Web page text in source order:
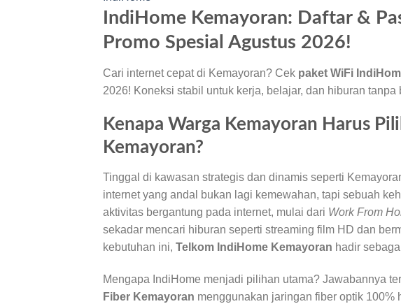
IndiHome Kemayoran: Daftar &
Promo Spesial Agustus 2026!
Cari internet cepat di Kemayoran? Cek paket WiFi
2026! Koneksi stabil untuk kerja, belajar, dan hiburan tanpa
Kenapa Warga Kemayoran Harus
Kemayoran?
Tinggal di kawasan strategis dan dinamis seperti
internet yang andal bukan lagi kemewahan, tapi sebuah
aktivitas bergantung pada internet, mulai dari Work From
sekadar mencari hiburan seperti streaming film HD dan
kebutuhan ini, Telkom IndiHome Kemayoran hadir
Mengapa IndiHome menjadi pilihan utama? Jawabannya
Fiber Kemayoran menggunakan jaringan fiber optik